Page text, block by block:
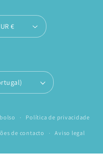
Portugal | EUR €
Política de privacidade
de contacto Aviso legal